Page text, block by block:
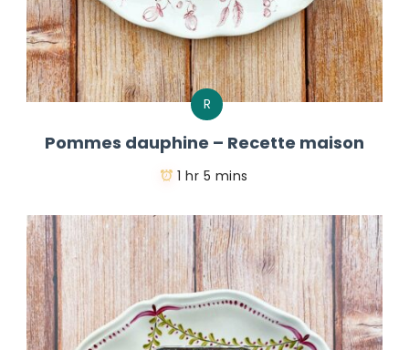
R
Pommes dauphine – Recette maison
1 hr 5 mins